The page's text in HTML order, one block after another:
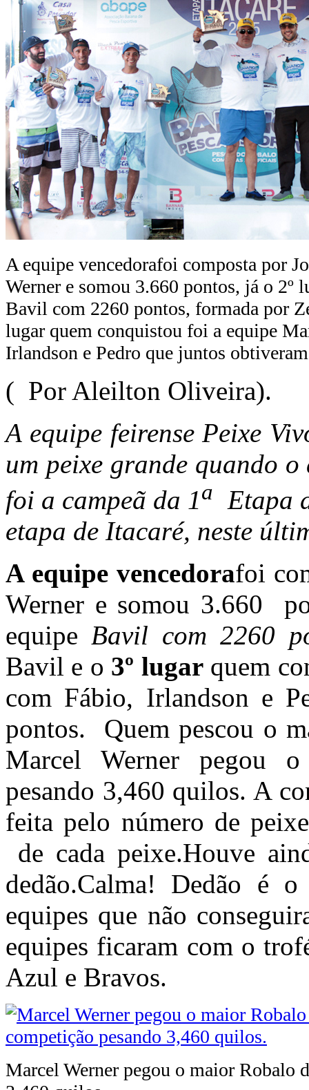
A equipe vencedorafoi composta por
Werner e somou 3.660 pontos, já o 2º
Bavil com 2260 pontos, formada por
lugar quem conquistou foi a equipe
Irlandson e Pedro que juntos
( Por Aleilton Oliveira).
A equipe feirense Peixe
um peixe grande quando
foi a campeã da 1a
Etapa
etapa de Itacaré, neste
A equipe vencedorafoi
Werner e somou 3.660
equipe Bavil com 2260
Bavil e o 3º lugarquem
com Fábio, Irlandson e
pontos. Quem pescou o
Marcel Werner pegou
pesando 3,460 quilos. A
feita pelo número de
de cada peixe.Houve
dedão.Calma! Dedão é
equipes que não
equipes ficaram com o
Azul e Bravos.
Marcel Werner pegou o maior Robalo